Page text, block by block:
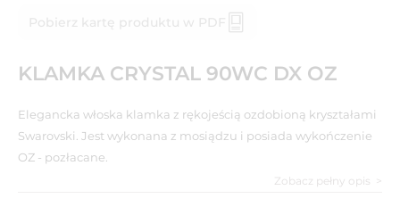
Pobierz kartę produktu w PDF
KLAMKA CRYSTAL 90WC DX OZ
Elegancka włoska klamka z rękojeścią ozdobioną kryształami
Swarovski. Jest wykonana z mosiądzu i posiada wykończenie
OZ - pozłacane.
Zobacz pełny opis